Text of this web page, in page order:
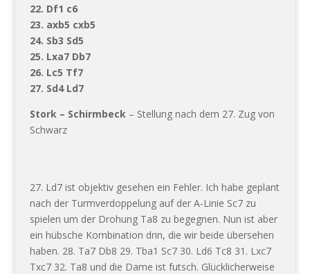
22. Df1 c6
23. axb5 cxb5
24. Sb3 Sd5
25. Lxa7 Db7
26. Lc5 Tf7
27. Sd4 Ld7
Stork – Schirmbeck– Stellung nach dem 27. Zug von
Schwarz
27. Ld7 ist objektiv gesehen ein Fehler. Ich habe geplant
nach der Turmverdoppelung auf der A-Linie Sc7 zu
spielen um der Drohung Ta8 zu begegnen. Nun ist aber
ein hübsche Kombination drin, die wir beide übersehen
haben. 28. Ta7 Db8 29. Tba1 Sc7 30. Ld6 Tc8 31. Lxc7
Txc7 32. Ta8 und die Dame ist futsch. Glücklicherweise